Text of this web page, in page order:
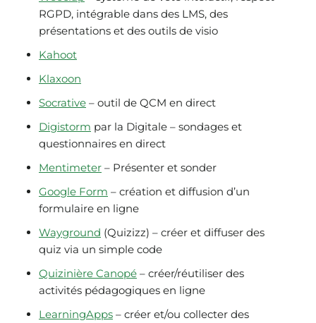
RGPD, intégrable dans des LMS, des
présentations et des outils de visio
Kahoot
Klaxoon
Socrative – outil de QCM en direct
Digistorm par la Digitale – sondages et
questionnaires en direct
Mentimeter – Présenter et sonder
Google Form – création et diffusion d’un
formulaire en ligne
Wayground (Quizizz) – créer et diffuser des
quiz via un simple code
Quizinière Canopé – créer/réutiliser des
activités pédagogiques en ligne
LearningApps – créer et/ou collecter des